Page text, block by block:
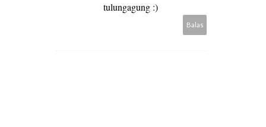
tulungagung :)
Balas